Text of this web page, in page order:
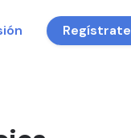
Regístrate